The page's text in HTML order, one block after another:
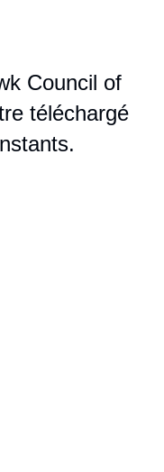
Council of
téléchargé